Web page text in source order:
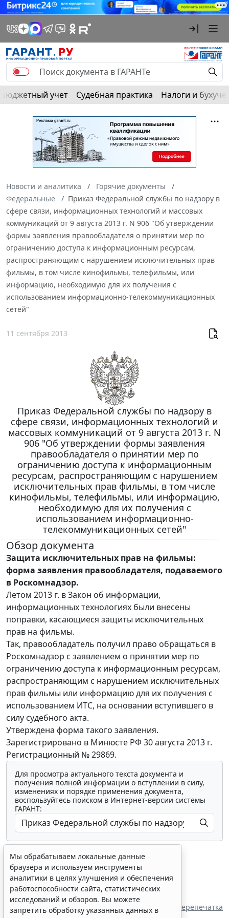
Бюджетный учет Судебная практика Налоги и
Новости и аналитика
Горячие документы
Федеральные
Приказ Федеральной службы по надзору в
сфере связи, информационных технологий и массовых
коммуникаций от 9 августа 2013 г. N 906 "Об утверждении
формы заявления правообладателя о принятии мер по
ограничению доступа к информационным ресурсам,
распространяющим с нарушением исключительных прав
фильмы, в том числе кинофильмы, телефильмы, или
информацию, необходимую для их получения с
использованием информационно-телекоммуникационных
сетей"
11 сентября 2013
Приказ Федеральной службы по надзору в
сфере связи, информационных технологий и
массовых коммуникаций от 9 августа 2013 г. N
906 "Об утверждении формы заявления
правообладателя о принятии мер по
ограничению доступа к информационным
ресурсам, распространяющим с нарушением
исключительных прав фильмы, в том числе
кинофильмы, телефильмы, или информацию,
необходимую для их получения с
использованием информационно-
телекоммуникационных сетей"
Обзор документа
Защита исключительных прав на фильмы:
форма заявления правообладателя, подаваемого
в Роскомнадзор.
Летом 2013 г. в Закон об информации,
информационных технологиях были внесены
поправки, касающиеся защиты исключительных
прав на фильмы.
Так, правообладатель получил право обращаться в
Роскомнадзор с заявлением о принятии мер по
ограничению доступа к информационным ресурсам,
распространяющим с нарушением исключительных
прав фильмы или информацию для их получения с
использованием ИТС, на основании вступившего в
силу судебного акта.
Утверждена форма такого заявления.
Зарегистрировано в Минюсте РФ 30 августа 2013 г.
Регистрационный № 29869.
Для просмотра актуального текста документа и
получения полной информации о вступлении в силу,
изменениях и порядке применения документа,
воспользуйтесь поиском в Интернет-версии системы
ГАРАНТ:
Показать все материалы
Перепечатка
Мы обрабатываем локальные данные
браузера и используем инструменты
аналитики в целях улучшения и обеспечения
работоспособности сайта, статистических
исследований и обзоров. Вы можете
запретить обработку указанных данных в